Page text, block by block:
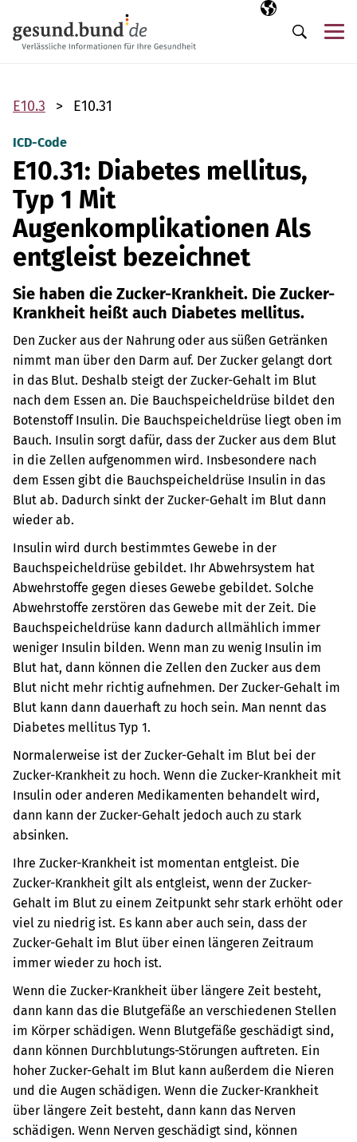
Ausgewählte
DE
Suche
E10.3 E10.31
ICD-Code
E10.31: Diabetes mellitus,
Typ 1 Mit
Augenkomplikationen Als
entgleist bezeichnet
Sie haben die Zucker-Krankheit. Die Zucker-
Krankheit heißt auch Diabetes mellitus.
Den Zucker aus der Nahrung oder aus süßen Getränken
nimmt man über den Darm auf. Der Zucker gelangt dort
in das Blut. Deshalb steigt der Zucker-Gehalt im Blut
nach dem Essen an. Die Bauchspeicheldrüse bildet den
Botenstoff Insulin. Die Bauchspeicheldrüse liegt oben im
Bauch. Insulin sorgt dafür, dass der Zucker aus dem Blut
in die Zellen aufgenommen wird. Insbesondere nach
dem Essen gibt die Bauchspeicheldrüse Insulin in das
Blut ab. Dadurch sinkt der Zucker-Gehalt im Blut dann
wieder ab.
Insulin wird durch bestimmtes Gewebe in der
Bauchspeicheldrüse gebildet. Ihr Abwehrsystem hat
Abwehrstoffe gegen dieses Gewebe gebildet. Solche
Abwehrstoffe zerstören das Gewebe mit der Zeit. Die
Bauchspeicheldrüse kann dadurch allmählich immer
weniger Insulin bilden. Wenn man zu wenig Insulin im
Blut hat, dann können die Zellen den Zucker aus dem
Blut nicht mehr richtig aufnehmen. Der Zucker-Gehalt im
Blut kann dann dauerhaft zu hoch sein. Man nennt das
Diabetes mellitus Typ 1.
Normalerweise ist der Zucker-Gehalt im Blut bei der
Zucker-Krankheit zu hoch. Wenn die Zucker-Krankheit mit
Insulin oder anderen Medikamenten behandelt wird,
dann kann der Zucker-Gehalt jedoch auch zu stark
absinken.
Ihre Zucker-Krankheit ist momentan entgleist. Die
Zucker-Krankheit gilt als entgleist, wenn der Zucker-
Gehalt im Blut zu einem Zeitpunkt sehr stark erhöht oder
viel zu niedrig ist. Es kann aber auch sein, dass der
Zucker-Gehalt im Blut über einen längeren Zeitraum
immer wieder zu hoch ist.
Wenn die Zucker-Krankheit über längere Zeit besteht,
dann kann das die Blutgefäße an verschiedenen Stellen
im Körper schädigen. Wenn Blutgefäße geschädigt sind,
dann können Durchblutungs-Störungen auftreten. Ein
hoher Zucker-Gehalt im Blut kann außerdem die Nieren
und die Augen schädigen. Wenn die Zucker-Krankheit
über längere Zeit besteht, dann kann das Nerven
schädigen. Wenn Nerven geschädigt sind, können